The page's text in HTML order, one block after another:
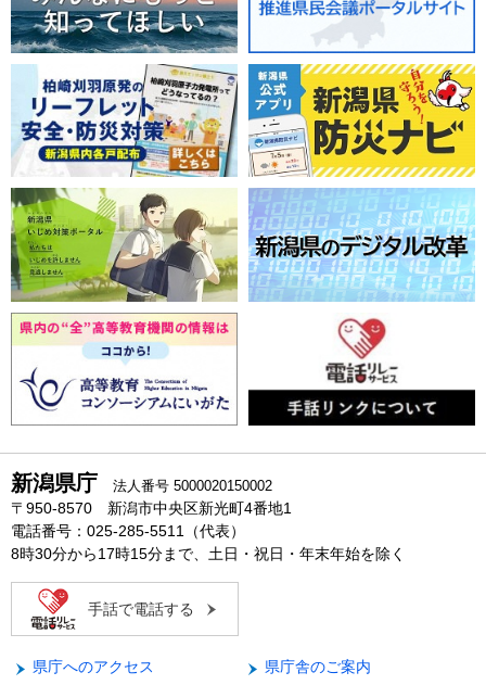
新潟県庁 法人番号 5000020150002
〒950-8570 新潟市中央区新光町4番地1
電話番号：025-285-5511（代表）
8時30分から17時15分まで、土日・祝日・年末年始を除く
手話で電話する
県庁へのアクセス 県庁舎のご案内